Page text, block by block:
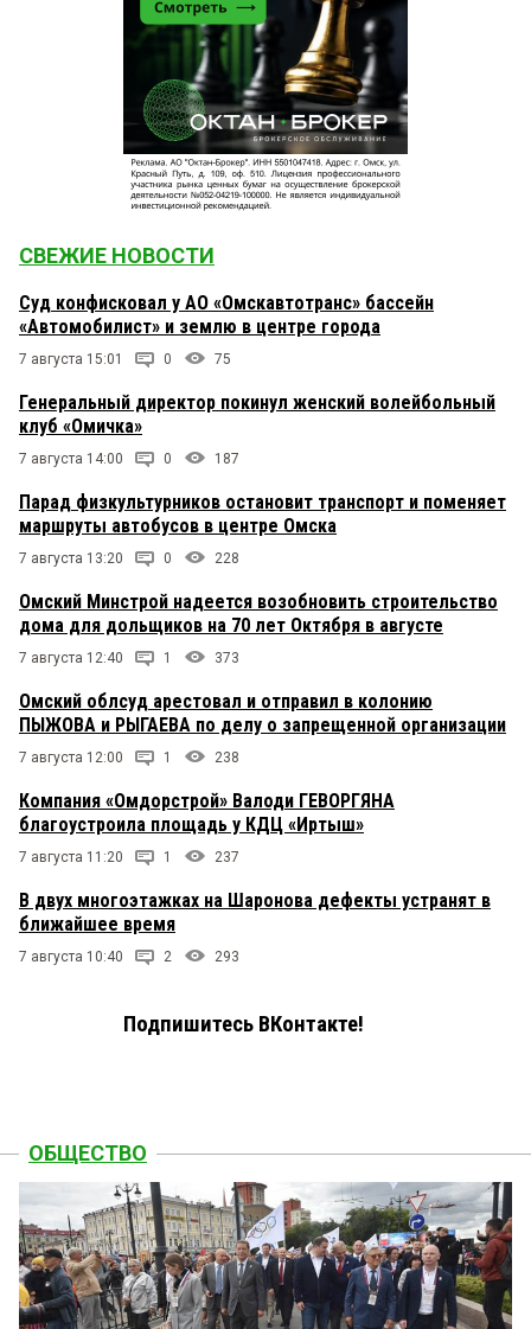
СВЕЖИЕ НОВОСТИ
Суд конфисковал у АО «Омскавтотранс» бассейн
«Автомобилист» и землю в центре города
7 августа 15:01 0 75
Генеральный директор покинул женский волейбольный
клуб «Омичка»
7 августа 14:00 0 187
Парад физкультурников остановит транспорт и поменяет
маршруты автобусов в центре Омска
7 августа 13:20 0 228
Омский Минстрой надеется возобновить строительство
дома для дольщиков на 70 лет Октября в августе
7 августа 12:40 1 373
Омский облсуд арестовал и отправил в колонию
ПЫЖОВА и РЫГАЕВА по делу о запрещенной организации
7 августа 12:00 1 238
Компания «Омдорстрой» Валоди ГЕВОРГЯНА
благоустроила площадь у КДЦ «Иртыш»
7 августа 11:20 1 237
В двух многоэтажках на Шаронова дефекты устранят в
ближайшее время
7 августа 10:40 2 293
Подпишитесь ВКонтакте!
ОБЩЕСТВО